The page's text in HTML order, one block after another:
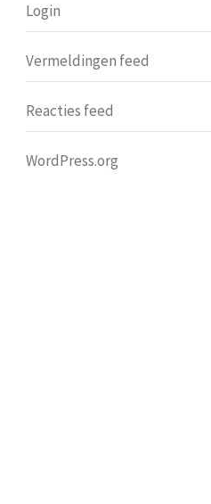
Login
Vermeldingen feed
Reacties feed
WordPress.org